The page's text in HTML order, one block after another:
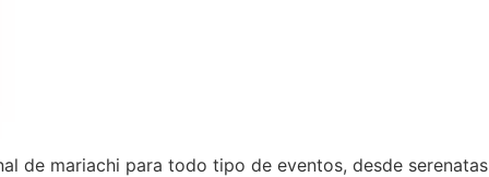
de mariachi para todo tipo de eventos, desde serenatas